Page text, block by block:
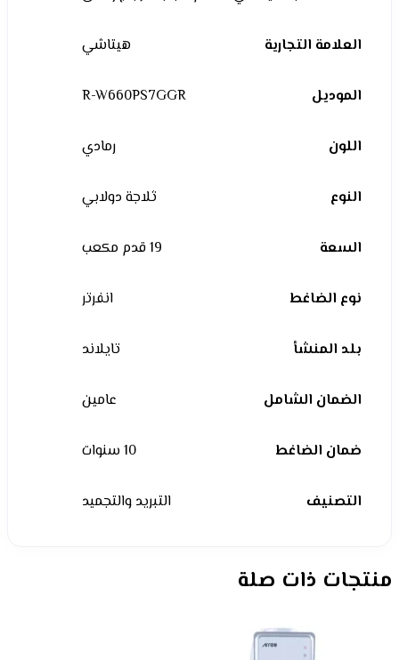
العلامة التجارية هيتاشي
الموديل R-W660PS7GGR
اللون رمادي
النوع ثلاجة دولابي
السعة 19 قدم مكعب
نوع الضاغط انفرتر
بلد المنشأ تايلاند
الضمان الشامل عامين
ضمان الضاغط 10 سنوات
التصنيف التبريد والتجميد
منتجات ذات صلة